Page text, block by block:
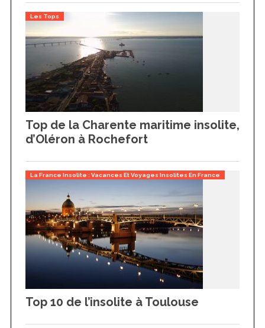
Les Tops
Top de la Charente maritime insolite,
d’Oléron à Rochefort
La France Insolite : Vacances Et Voyages Insolites En France
Top 10 de l’insolite à Toulouse